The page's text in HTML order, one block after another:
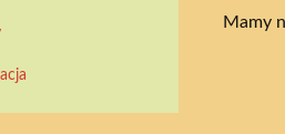
Mamy